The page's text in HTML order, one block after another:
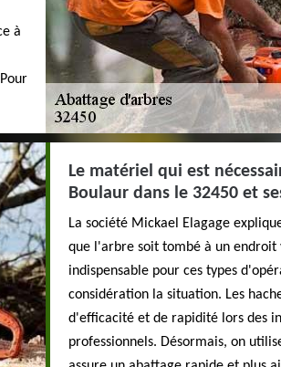
à
Le matériel qui est
Boulaur dans le 32450 et
La société Mickael Elagage
que l'arbre soit tombé à un endroit
indispensable pour ces types
considération la situation. Les
d'efficacité et de rapidité lors des
professionnels. Désormais, on